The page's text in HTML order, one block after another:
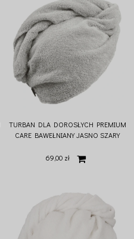
TURBAN DLA DOROSŁYCH PREMIUM
CARE BAWEŁNIANY JASNO SZARY
69,00 zł